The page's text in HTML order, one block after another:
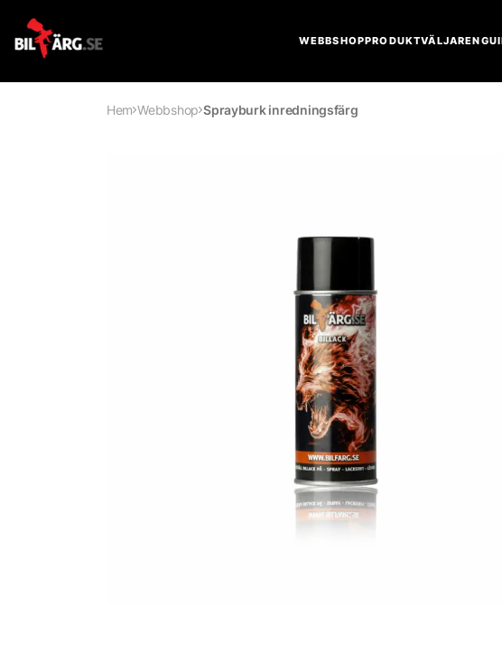
WEBBSHOPPRODUKTVÄLJAREN
Hem Webbshop Sprayburk inredningsfärg